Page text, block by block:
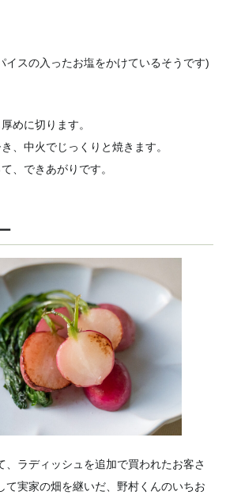
イスの入ったお塩をかけているそうです)
めに切ります。
、中火でじっくりと焼きます。
、できあがりです。
、ラディッシュを追加で買われたお客さ
て実家の畑を継いだ、野村くんのいちお